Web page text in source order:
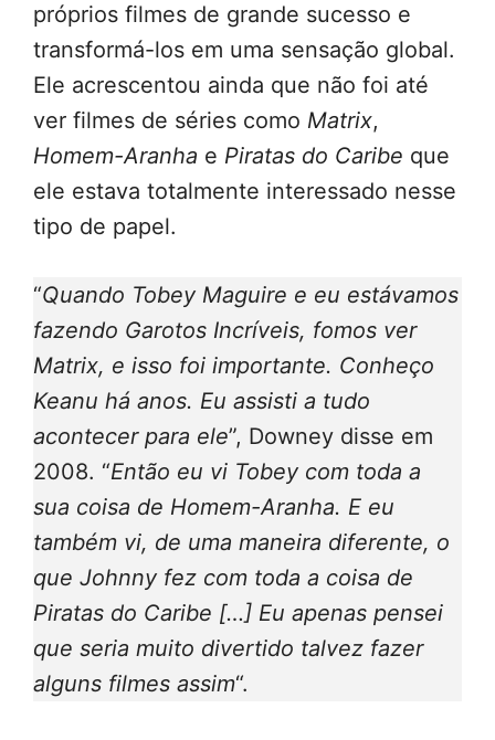
próprios filmes de grande sucesso e
transformá-los em uma sensação global.
Ele acrescentou ainda que não foi até
ver filmes de séries como Matrix,
Homem-Aranha e Piratas do Caribe que
ele estava totalmente interessado nesse
tipo de papel.
“Quando Tobey Maguire e eu estávamos
fazendo Garotos Incríveis, fomos ver
Matrix, e isso foi importante. Conheço
Keanu há anos. Eu assisti a tudo
acontecer para ele”, Downey disse em
2008. “Então eu vi Tobey com toda a
sua coisa de Homem-Aranha. E eu
também vi, de uma maneira diferente, o
que Johnny fez com toda a coisa de
Piratas do Caribe […] Eu apenas pensei
que seria muito divertido talvez fazer
alguns filmes assim“.